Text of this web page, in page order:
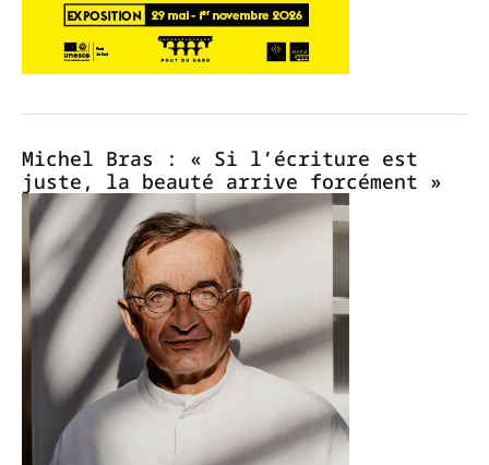
Michel Bras : « Si l’écriture est
juste, la beauté arrive forcément »